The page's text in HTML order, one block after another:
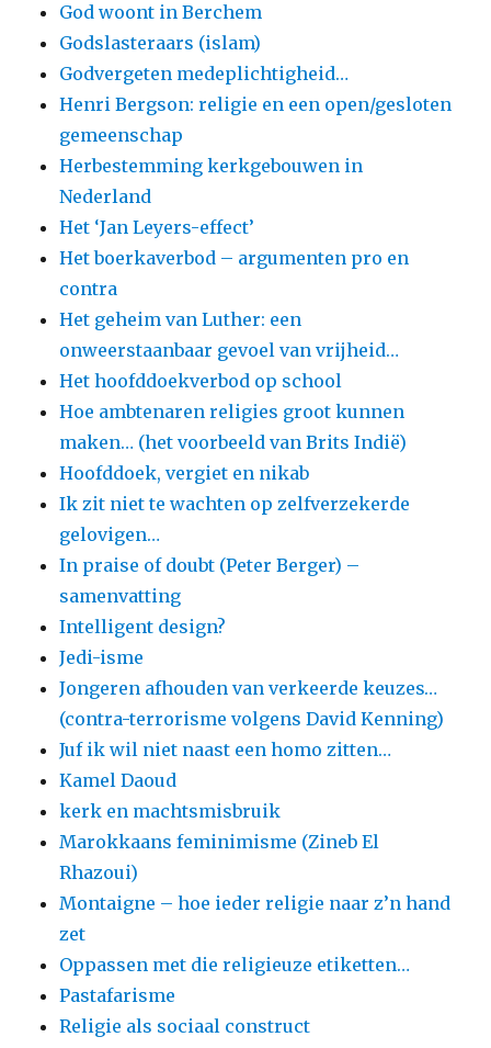
God woont in Berchem
Godslasteraars (islam)
Godvergeten medeplichtigheid…
Henri Bergson: religie en een open/gesloten
gemeenschap
Herbestemming kerkgebouwen in
Nederland
Het ‘Jan Leyers-effect’
Het boerkaverbod – argumenten pro en
contra
Het geheim van Luther: een
onweerstaanbaar gevoel van vrijheid…
Het hoofddoekverbod op school
Hoe ambtenaren religies groot kunnen
maken… (het voorbeeld van Brits Indië)
Hoofddoek, vergiet en nikab
Ik zit niet te wachten op zelfverzekerde
gelovigen…
In praise of doubt (Peter Berger) –
samenvatting
Intelligent design?
Jedi-isme
Jongeren afhouden van verkeerde keuzes…
(contra-terrorisme volgens David Kenning)
Juf ik wil niet naast een homo zitten…
Kamel Daoud
kerk en machtsmisbruik
Marokkaans feminimisme (Zineb El
Rhazoui)
Montaigne – hoe ieder religie naar z’n hand
zet
Oppassen met die religieuze etiketten…
Pastafarisme
Religie als sociaal construct